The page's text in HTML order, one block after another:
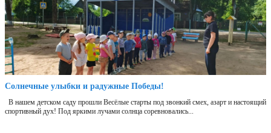
Солнечные улыбки и радужные Победы!
В нашем детском саду прошли Весёлые старты под звонкий смех, азарт и настоящий
спортивный дух! Под яркими лучами солнца соревновались...